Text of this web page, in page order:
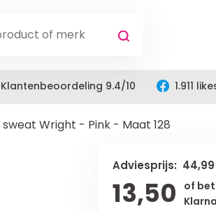
Klantenbeoordeling 9.4/10 1.911
Wright - Pink - Maat 128
Adviesprijs: 44,99
13,50
of
Klarna